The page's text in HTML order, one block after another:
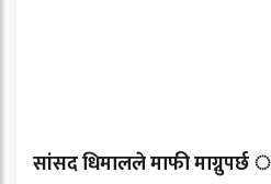
सांसद धिमालले माफी